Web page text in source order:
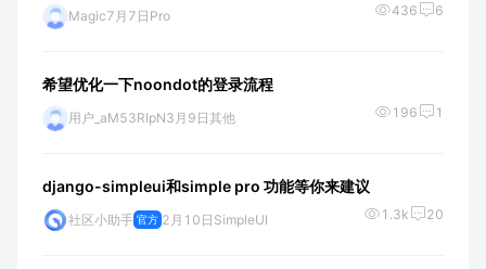
Magic7月7日 Pro 436 6
希望优化一下noondot的登录流程
用户_aM53RIpN3月9日其他 196 1
django-simpleui和simple pro 功能等你来建议
社区小助手 官方 2月10日 SimpleUI 1.3k 20